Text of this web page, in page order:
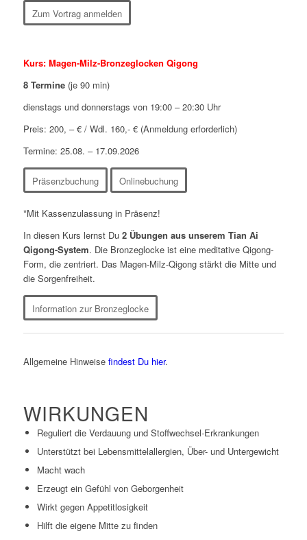
Zum Vortrag anmelden
Kurs: Magen-Milz-Bronzeglocken Qigong
8 Termine(je 90 min)
dienstags und donnerstags von 19:00 – 20:30 Uhr
Preis: 200, – € / Wdl. 160,- € (Anmeldung erforderlich)
Termine: 25.08. – 17.09.2026
Präsenzbuchung Onlinebuchung
*Mit Kassenzulassung in Präsenz!
In diesen Kurs lernst Du 2 Übungen aus unserem Tian Ai
Qigong-System. Die Bronzeglocke ist eine meditative Qigong-
Form, die zentriert. Das Magen-Milz-Qigong stärkt die Mitte und
die Sorgenfreiheit.
Information zur Bronzeglocke
Allgemeine Hinweise findest Du hier.
WIRKUNGEN
Reguliert die Verdauung und Stoffwechsel-Erkrankungen
Unterstützt bei Lebensmittelallergien, Über- und Untergewicht
Macht wach
Erzeugt ein Gefühl von Geborgenheit
Wirkt gegen Appetitlosigkeit
Hilft die eigene Mitte zu finden